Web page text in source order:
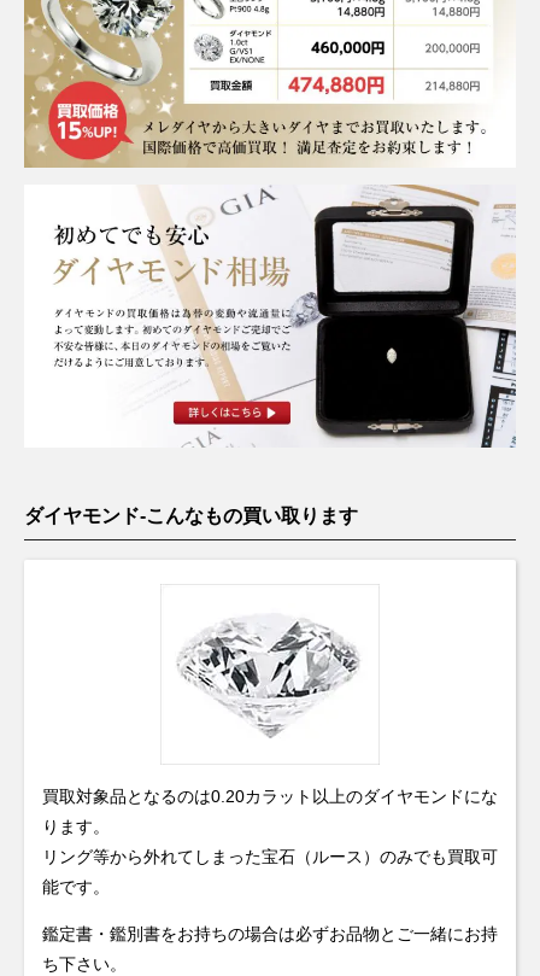
ダイヤモンド-こんなもの買い取ります
買取対象品となるのは0.20カラット以上のダイヤモンドにな
ります。
リング等から外れてしまった宝石（ルース）のみでも買取可
能です。
鑑定書・鑑別書をお持ちの場合は必ずお品物とご一緒にお持
ち下さい。